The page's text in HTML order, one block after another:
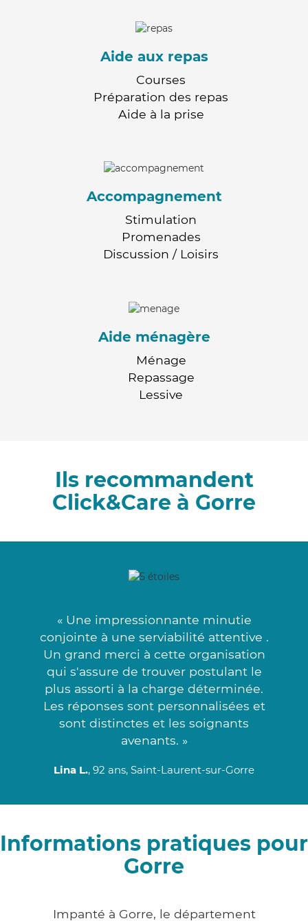
Aide aux repas
Courses
Préparation des repas
Aide à la prise
Accompagnement
Stimulation
Promenades
Discussion / Loisirs
Aide ménagère
Ménage
Repassage
Lessive
Ils recommandent
Click&Care à Gorre
« Une impressionnante minutie
conjointe à une serviabilité attentive .
Un grand merci à cette organisation
qui s'assure de trouver postulant le
plus assorti à la charge déterminée.
Les réponses sont personnalisées et
sont distinctes et les soignants
avenants. »
Lina L., 92 ans, Saint-Laurent-sur-Gorre
Informations pratiques pour
Gorre
Impanté à Gorre, le département